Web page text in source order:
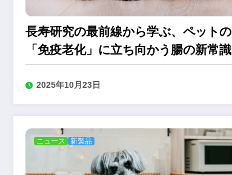
長寿研究の最前線から学ぶ、ペットの
「免疫老化」に立ち向かう腸の新常識
2025年10月23日
ニュース 新製品